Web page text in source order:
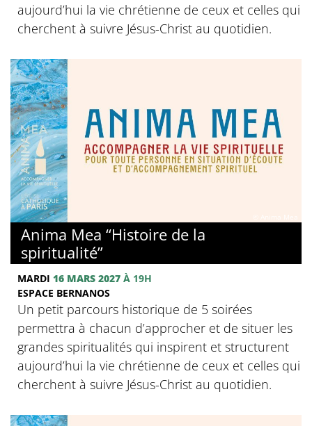
aujourd’hui la vie chrétienne de ceux et celles qui
cherchent à suivre Jésus-Christ au quotidien.
Anima Mea “Histoire de la
spiritualité”
MARDI 16 MARS 2027 À 19H
ESPACE BERNANOS
Un petit parcours historique de 5 soirées
permettra à chacun d’approcher et de situer les
grandes spiritualités qui inspirent et structurent
aujourd’hui la vie chrétienne de ceux et celles qui
cherchent à suivre Jésus-Christ au quotidien.